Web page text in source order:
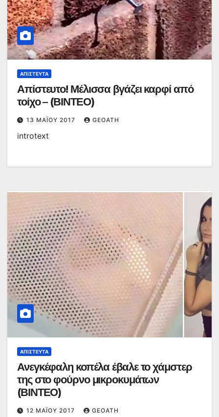
ΑΠΊΣΤΕΥΤΑ
Απίστευτο! Μέλισσα βγάζει καρφί από
τοίχο – (ΒΙΝΤΕΟ)
13 ΜΑΪ́ΟΥ 2017 GEOATH
introtext
ΑΠΊΣΤΕΥΤΑ
Ανεγκέφαλη κοπέλα έβαλε το χάμστερ
της στο φούρνο μικροκυμάτων
(ΒΙΝΤΕΟ)
12 ΜΑΪ́ΟΥ 2017 GEOATH